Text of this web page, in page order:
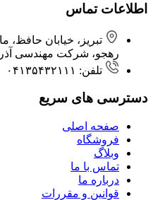
اطلاعات تماس
تبریز، خیابان حافظ،
رهجو، شرکت مهندسی
تلفن: ۰۴۱۳۵۴۳۲۱۱۱
دسترسی های سریع
صفحه اصلی
فروشگاه
وبلاگ
تماس با ما
درباره ما
قوانین و مقررات